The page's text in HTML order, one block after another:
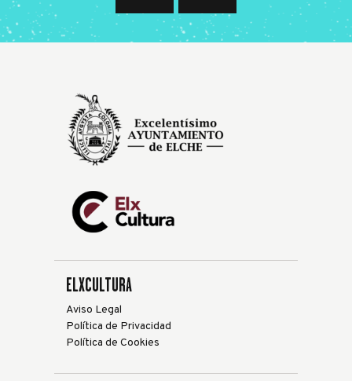
ELXCULTURA
Aviso Legal
Política de Privacidad
Política de Cookies